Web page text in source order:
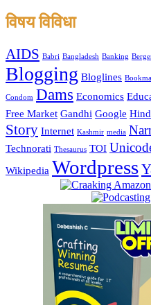
विषय विविधा
AIDS Babri Bangladesh Banking
Blogging Bloglines
Condom Dams Economics
Free Market Gandhi Google
Story Internet Kashmir media
Technorati Thesaurus TOI
Wikipedia Wordpress